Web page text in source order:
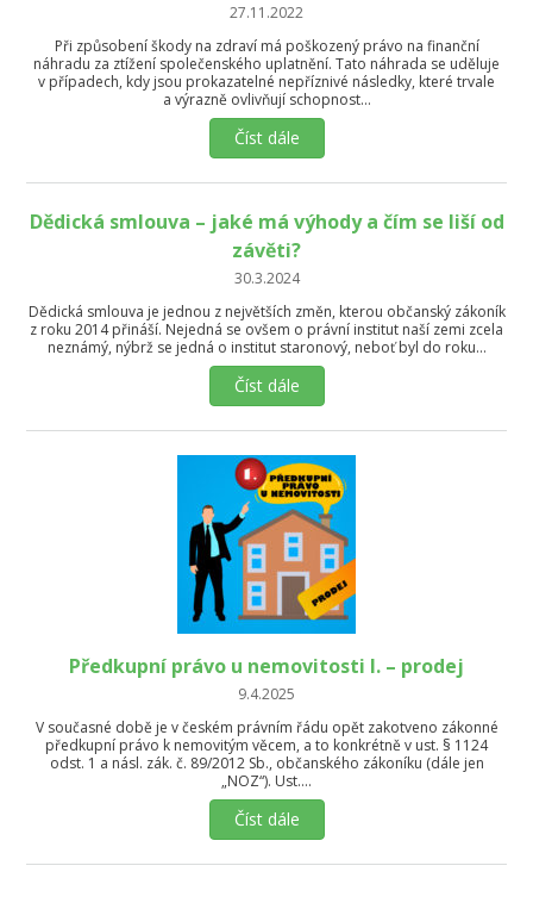
27.11.2022
Při způsobení škody na zdraví má poškozený právo na finanční
náhradu za ztížení společenského uplatnění. Tato náhrada se uděluje
v případech, kdy jsou prokazatelné nepříznivé následky, které trvale
a výrazně ovlivňují schopnost…
Číst dále
Dědická smlouva – jaké má výhody a čím se liší od
závěti?
30.3.2024
Dědická smlouva je jednou z největších změn, kterou občanský zákoník
z roku 2014 přináší. Nejedná se ovšem o právní institut naší zemi zcela
neznámý, nýbrž se jedná o institut staronový, neboť byl do roku…
Číst dále
Předkupní právo u nemovitosti I. – prodej
9.4.2025
V současné době je v českém právním řádu opět zakotveno zákonné
předkupní právo k nemovitým věcem, a to konkrétně v ust. § 1124
odst. 1 a násl. zák. č. 89/2012 Sb., občanského zákoníku (dále jen
„NOZ“). Ust….
Číst dále